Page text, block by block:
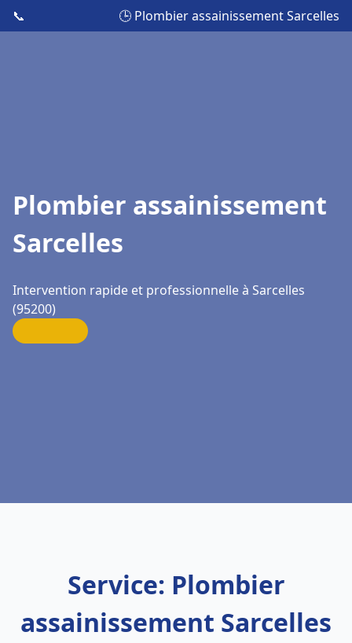
📞 🕒 Plombier assainissement Sarcelles
Plombier assainissement
Sarcelles
Intervention rapide et professionnelle à Sarcelles
(95200)
Service: Plombier
assainissement Sarcelles